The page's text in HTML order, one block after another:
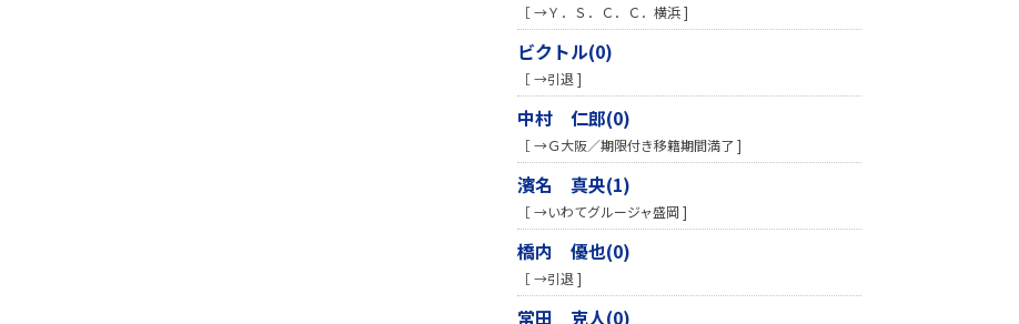
［ →Ｙ．Ｓ．Ｃ．Ｃ．横浜 ]
ビクトル(0)
［ →引退 ]
中村 仁郎(0)
［ →Ｇ大阪／期限付き移籍期間満了 ]
濱名 真央(1)
［ →いわてグルージャ盛岡 ]
橋内 優也(0)
［ →引退 ]
常田 克人(0)